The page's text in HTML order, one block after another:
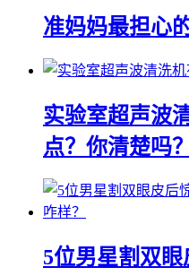
准妈妈最担心
实验室超声波
点？你清楚吗？
5位男星割双